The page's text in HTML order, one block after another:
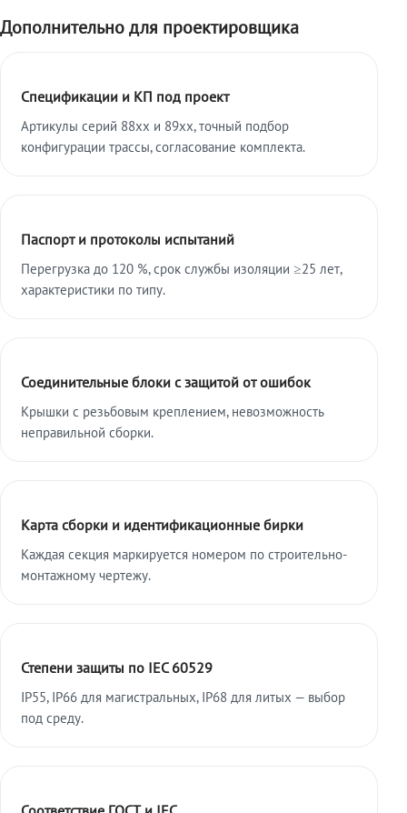
Дополнительно для проектировщика
Спецификации и КП под проект
Артикулы серий 88xx и 89xx, точный подбор
конфигурации трассы, согласование комплекта.
Паспорт и протоколы испытаний
Перегрузка до 120 %, срок службы изоляции ≥25 лет,
характеристики по типу.
Соединительные блоки с защитой от ошибок
Крышки с резьбовым креплением, невозможность
неправильной сборки.
Карта сборки и идентификационные бирки
Каждая секция маркируется номером по строительно-
монтажному чертежу.
Степени защиты по IEC 60529
IP55, IP66 для магистральных, IP68 для литых — выбор
под среду.